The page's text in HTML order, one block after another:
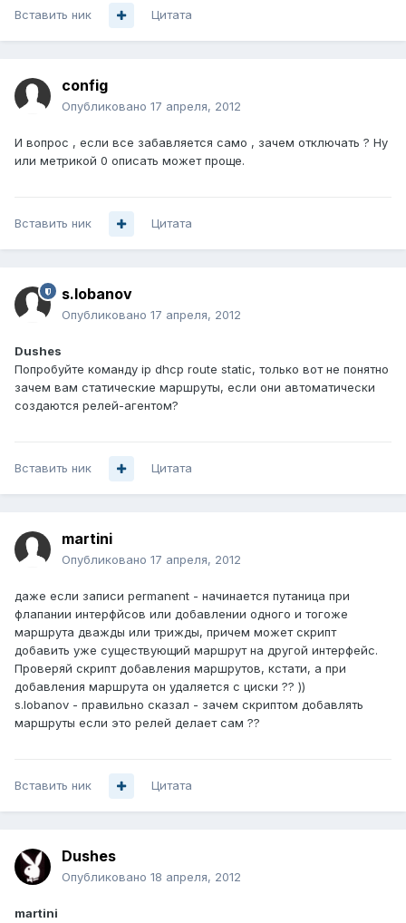
Вставить ник Цитата
config
Опубликовано 17 апреля, 2012
И вопрос , если все забавляется само , зачем отключать ? Ну
или метрикой 0 описать может проще.
Вставить ник Цитата
s.lobanov
Опубликовано 17 апреля, 2012
Dushes
Попробуйте команду ip dhcp route static, только вот не понятно
зачем вам статические маршруты, если они автоматически
создаются релей-агентом?
Вставить ник Цитата
martini
Опубликовано 17 апреля, 2012
даже если записи permanent - начинается путаница при
флапании интерфйсов или добавлении одного и тогоже
маршрута дважды или трижды, причем может скрипт
добавить уже существующий маршрут на другой интерфейс.
Проверяй скрипт добавления маршрутов, кстати, а при
добавления маршрута он удаляется с циски ?? ))
s.lobanov - правильно сказал - зачем скриптом добавлять
маршруты если это релей делает сам ??
Вставить ник Цитата
Dushes
Опубликовано 18 апреля, 2012
martini